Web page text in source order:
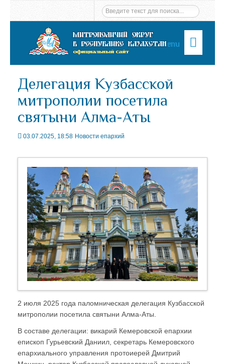
Menu
Делегация Кузбасской
митрополии посетила
святыни Алма-Аты
03.07.2025, 18:58 Новости епархий
2 июля 2025 года паломническая делегация Кузбасской
митрополии посетила святыни Алма-Аты.
В составе делегации: викарий Кемеровской епархии
епископ Гурьевский Даниил, секретарь Кемеровского
епархиального управления протоиерей Дмитрий